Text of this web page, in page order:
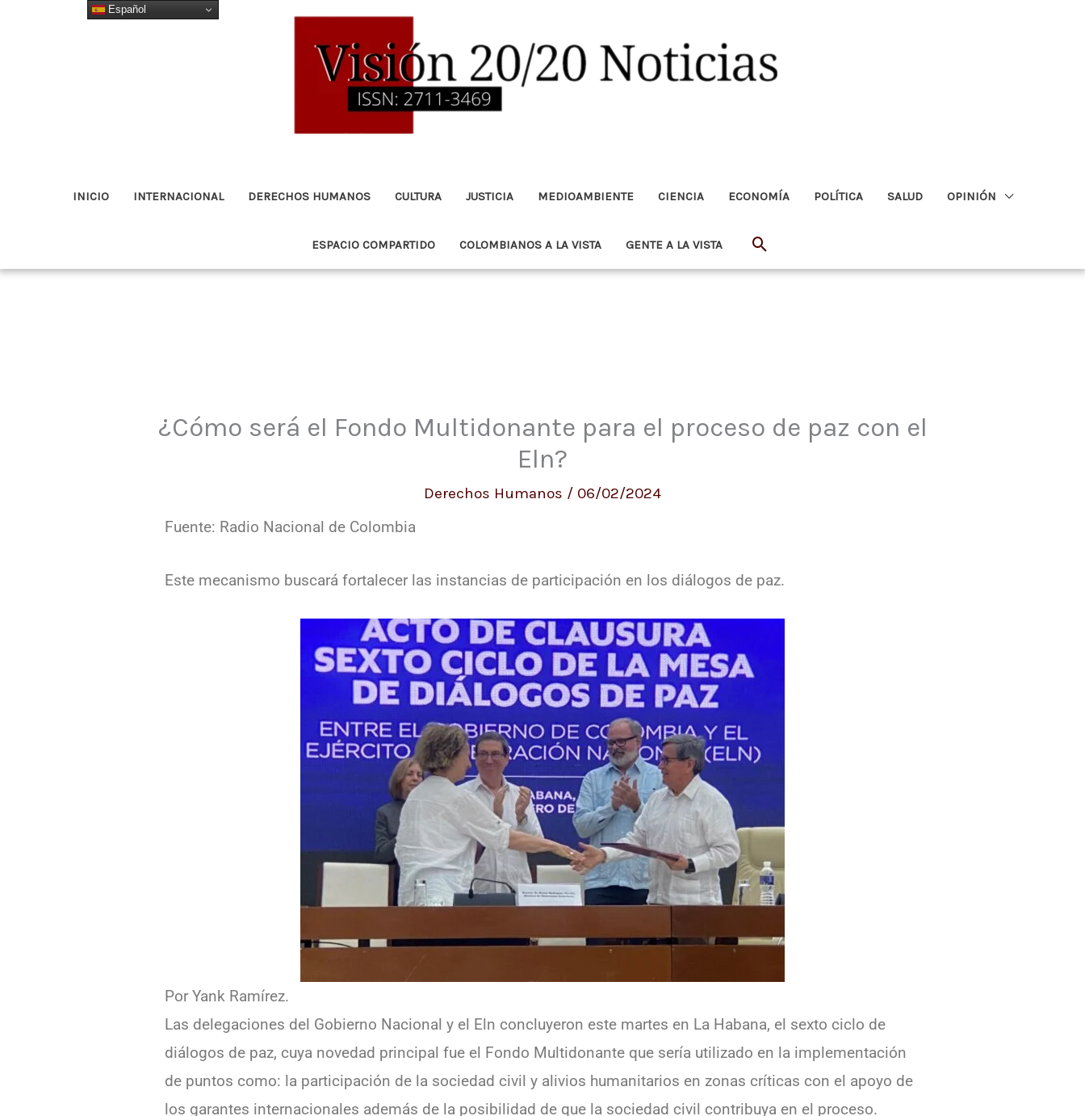
INICIO INTERNACIONAL DERECHOS HUMANOS CULTURA JUSTICIA MEDIOAMBIENTE CIENCIA ECONOMÍA POLÍTICA SALUD OPINIÓN
ESPACIO COMPARTIDO COLOMBIANOS A LA VISTA GENTE A LA VISTA Buscar
¿Cómo será el Fondo Multidonante para el proceso de paz con el
Eln?
Derechos Humanos / 06/02/2024
Fuente: Radio Nacional de Colombia
Este mecanismo buscará fortalecer las instancias de participación en los diálogos de paz.
Por Yank Ramírez.
Las delegaciones del Gobierno Nacional y el Eln concluyeron este martes en La Habana, el sexto ciclo de
diálogos de paz, cuya novedad principal fue el Fondo Multidonante que sería utilizado en la implementación
de puntos como: la participación de la sociedad civil y alivios humanitarios en zonas críticas con el apoyo de
los garantes internacionales además de la posibilidad de que la sociedad civil contribuya en el proceso.
Español